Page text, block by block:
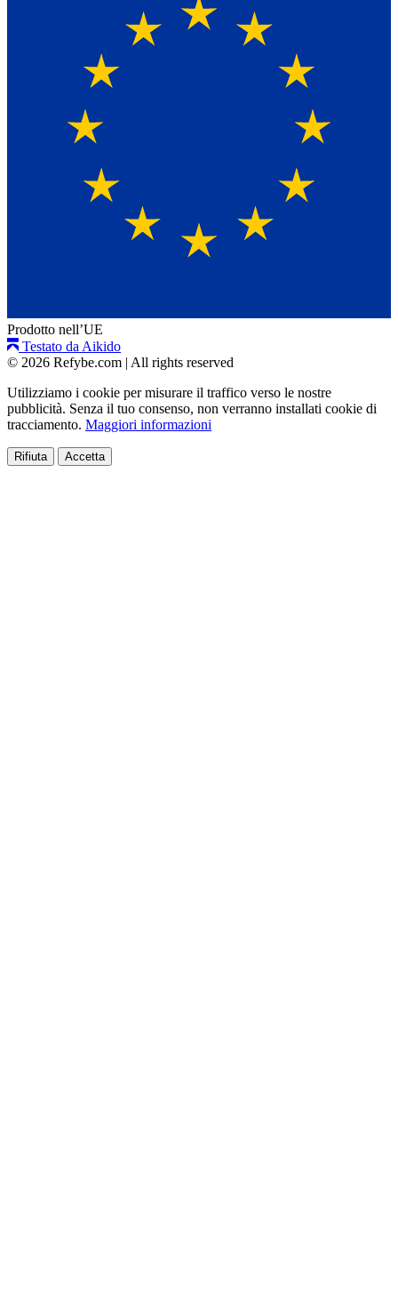
Prodotto nell’UE
Testato da Aikido
© 2026 Refybe.com | All rights reserved
Utilizziamo i cookie per misurare il traffico verso le nostre
pubblicità. Senza il tuo consenso, non verranno installati cookie di
tracciamento. Maggiori informazioni
Rifiuta Accetta